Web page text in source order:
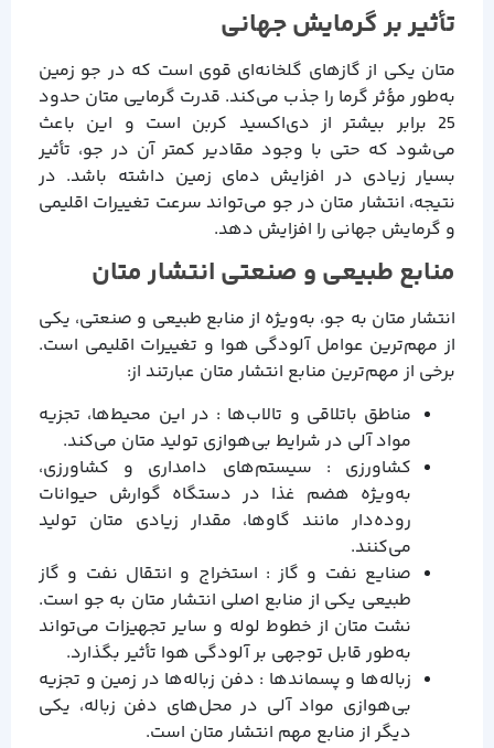
تأثیر بر گرمایش جهانی
متان یکی از گازهای گلخانه‌ای قوی است که در جو زمین
به‌طور مؤثر گرما را جذب می‌کند. قدرت گرمایی متان حدود
25 برابر بیشتر از دی‌اکسید کربن است و این باعث
می‌شود که حتی با وجود مقادیر کمتر آن در جو، تأثیر
بسیار زیادی در افزایش دمای زمین داشته باشد. در
نتیجه، انتشار متان در جو می‌تواند سرعت تغییرات اقلیمی
و گرمایش جهانی را افزایش دهد.
منابع طبیعی و صنعتی انتشار متان
انتشار متان به جو، به‌ویژه از منابع طبیعی و صنعتی، یکی
از مهم‌ترین عوامل آلودگی هوا و تغییرات اقلیمی است.
برخی از مهم‌ترین منابع انتشار متان عبارتند از:
مناطق باتلاقی و تالاب‌ها : در این محیط‌ها، تجزیه
مواد آلی در شرایط بی‌هوازی تولید متان می‌کند.
کشاورزی : سیستم‌های دامداری و کشاورزی،
به‌ویژه هضم غذا در دستگاه گوارش حیوانات
روده‌دار مانند گاوها، مقدار زیادی متان تولید
می‌کنند.
صنایع نفت و گاز : استخراج و انتقال نفت و گاز
طبیعی یکی از منابع اصلی انتشار متان به جو است.
نشت متان از خطوط لوله و سایر تجهیزات می‌تواند
به‌طور قابل توجهی بر آلودگی هوا تأثیر بگذارد.
زباله‌ها و پسماندها : دفن زباله‌ها در زمین و تجزیه
بی‌هوازی مواد آلی در محل‌های دفن زباله، یکی
دیگر از منابع مهم انتشار متان است.